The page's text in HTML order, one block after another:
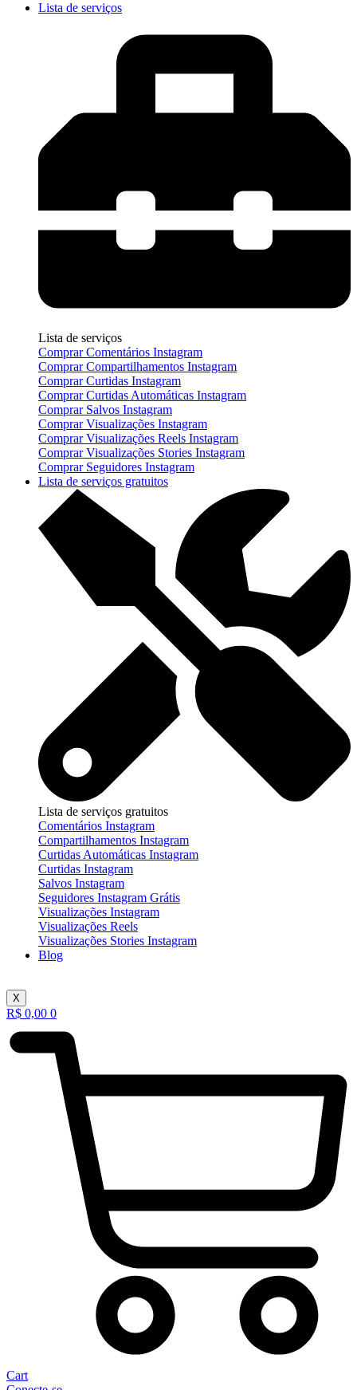
Lista de serviços
Lista de serviços
Comprar Comentários Instagram
Comprar Compartilhamentos Instagram
Comprar Curtidas Instagram
Comprar Curtidas Automáticas Instagram
Comprar Salvos Instagram
Comprar Visualizações Instagram
Comprar Visualizações Reels Instagram
Comprar Visualizações Stories Instagram
Comprar Seguidores Instagram
Lista de serviços gratuitos
Lista de serviços gratuitos
Comentários Instagram
Compartilhamentos Instagram
Curtidas Automáticas Instagram
Curtidas Instagram
Salvos Instagram
Seguidores Instagram Grátis
Visualizações Instagram
Visualizações Reels
Visualizações Stories Instagram
Blog
X
R$ 0,00 0
Cart